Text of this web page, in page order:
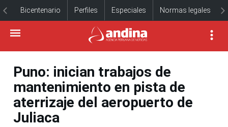
Bicentenario Perfiles Especiales Normas legales
Puno: inician trabajos de
mantenimiento en pista de
aterrizaje del aeropuerto de
Juliaca